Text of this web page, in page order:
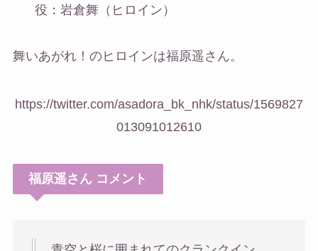
役：岩倉舞（ヒロイン）
舞いあがれ！のヒロインは福原遥さん。
https://twitter.com/asadora_bk_nhk/status/1569827
013091012610
福原遥さん コメント